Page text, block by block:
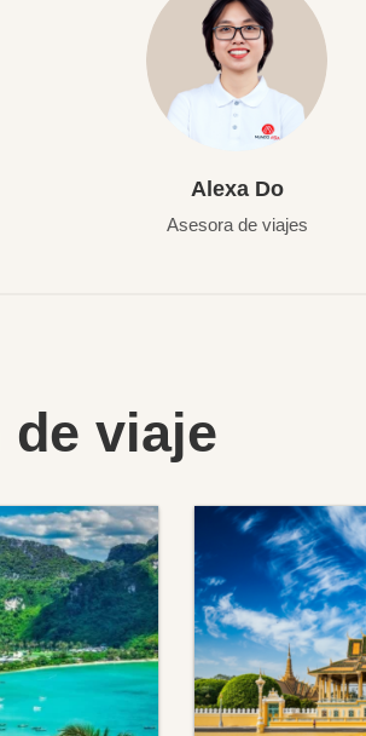
Alexa Do
Asesora de viajes
de viaje